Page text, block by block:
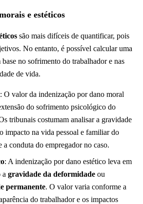
e estéticos
são mais difíceis de quantificar, pois
No entanto, é possível calcular uma
base no sofrimento do trabalhador e nas
de vida.
: O valor da indenização por dano moral
do sofrimento psicológico do
tribunais costumam analisar a gravidade
impacto na vida pessoal e familiar do
a conduta do empregador no caso.
: A indenização por dano estético leva em
a gravidade da deformidade ou
permanente. O valor varia conforme a
do trabalhador e os impactos